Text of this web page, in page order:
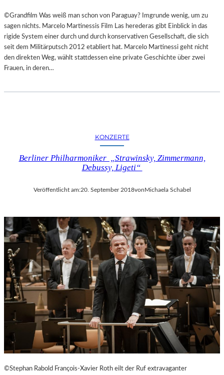
©Grandfilm Was weiß man schon von Paraguay? Imgrunde wenig, um zu
sagen nichts. Marcelo Martinessis Film Las herederas gibt Einblick in das
rigide System einer durch und durch konservativen Gesellschaft, die sich
seit dem Militärputsch 2012 etabliert hat. Marcelo Martinessi geht nicht
den direkten Weg, wählt stattdessen eine private Geschichte über zwei
Frauen, in deren…
KONZERTE
Berliner Philharmoniker „Strawinsky, Zimmermann,
Debussy, Ligeti“
Veröffentlicht am:20. September 2018vonMichaela Schabel
©Stephan Rabold François-Xavier Roth eilt der Ruf extravaganter